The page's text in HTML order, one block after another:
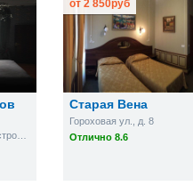
Старая Вена
Гороховая ул., д. 8
Отлично 8.6
от2 850руб